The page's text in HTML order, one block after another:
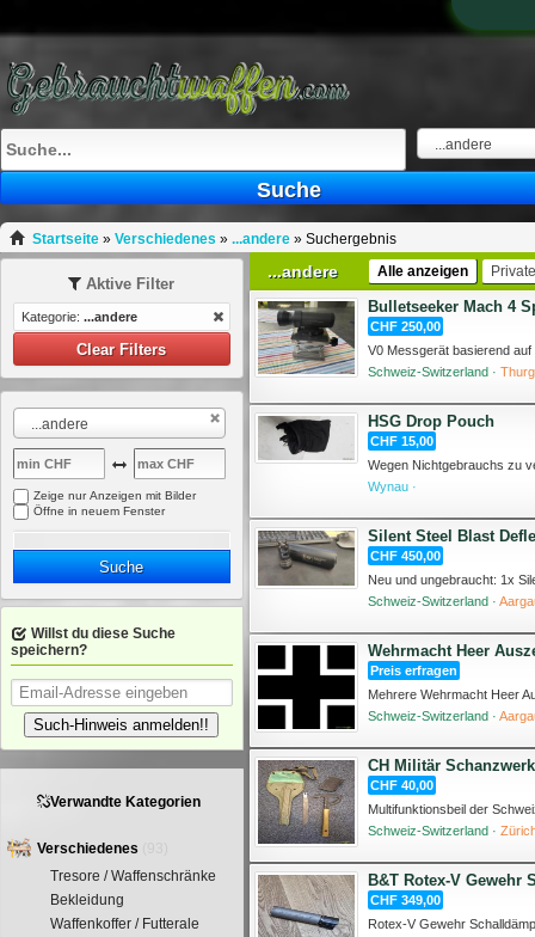
...andere
Suche
Startseite» Verschiedenes» ...andere» Suchergebnis
...andere Alle anzeigen Private
Bulletseeker Mach 4
CHF 250,00
Schweiz-Switzerland ·
HSG Drop Pouch
CHF 15,00
Wynau ·
Silent Steel Blast
CHF 450,00
Schweiz-Switzerland ·
Wehrmacht Heer
Preis erfragen
Schweiz-Switzerland ·
CH Militär
CHF 40,00
Schweiz-Switzerland ·
B&T Rotex-V Gewehr
CHF 349,00
Aktive Filter
Kategorie: ...andere
Clear Filters
...andere
Zeige nur Anzeigen mit Bilder
Öffne in neuem Fenster
Suche
Willst du diese Suche
speichern?
Such-Hinweis anmelden!!
Verwandte Kategorien
Verschiedenes
Tresore / Waffenschränke
Bekleidung
Waffenkoffer / Futterale